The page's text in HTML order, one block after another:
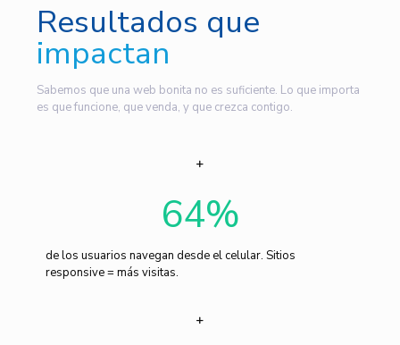
Resultados que
impactan
Sabemos que una web bonita no es suficiente. Lo que importa
es que funcione, que venda, y que crezca contigo.
64%
de los usuarios navegan desde el celular. Sitios
responsive = más visitas.